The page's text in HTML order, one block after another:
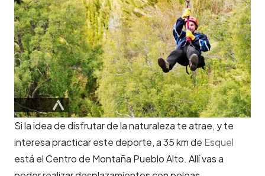
Si la idea de disfrutar de la naturaleza te atrae, y te
interesa practicar este deporte, a 35 km de Esquel
está el Centro de Montaña Pueblo Alto. Allí vas a